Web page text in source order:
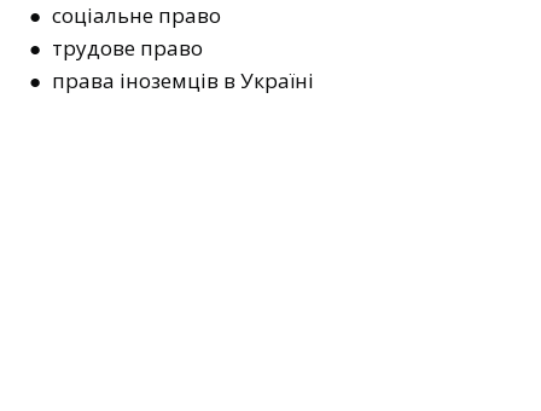
● соціальне право
● трудове право
● права іноземців в Україні